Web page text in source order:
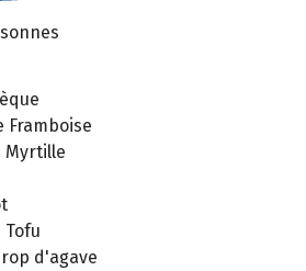
Framboise
Myrtille
Tofu
d'agave